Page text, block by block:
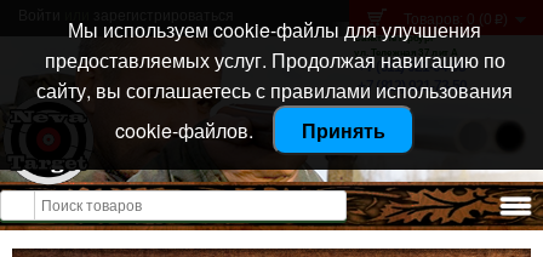
Санкт-Петербург
ул. Тележная 37 лит А
+7 (911) 021-04-08
+7 (812) 921-73-50
Товаров: 0 (0 p )
Открыть меню
Мы используем cookie-файлы для улучшения
предоставляемых услуг. Продолжая навигацию по
сайту, вы соглашаетесь с правилами использования
cookie-файлов.
Принять